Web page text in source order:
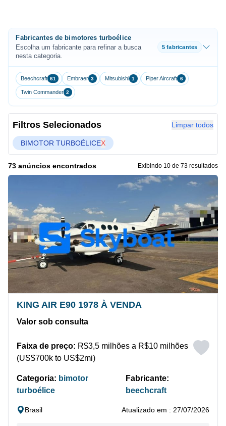
Fabricantes de bimotores turboélice
Escolha um fabricante para refinar a busca
nesta categoria.
5 fabricantes
Beechcraft 61 Embraer 3 Mitsubishi 1 Piper Aircraft 6
Twin Commander 2
Filtros Selecionados Limpar todos
BIMOTOR TURBOÉLICEX
73 anúncios encontrados Exibindo 10 de 73 resultados
KING AIR E90 1978 À VENDA
Valor sob consulta
Faixa de preço: R$3,5 milhões a R$10 milhões
(US$700k to US$2mi)
Categoria: bimotor
turboélice
Fabricante:
beechcraft
Brasil Atualizado em : 27/07/2026